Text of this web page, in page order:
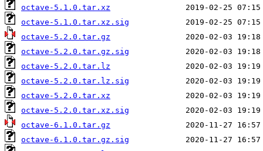
octave-5.1.0.tar.xz
octave-5.1.0.tar.xz.sig
octave-5.2.0.tar.gz
octave-5.2.0.tar.gz.sig
octave-5.2.0.tar.lz
octave-5.2.0.tar.lz.sig
octave-5.2.0.tar.xz
octave-5.2.0.tar.xz.sig
octave-6.1.0.tar.gz
octave-6.1.0.tar.gz.sig